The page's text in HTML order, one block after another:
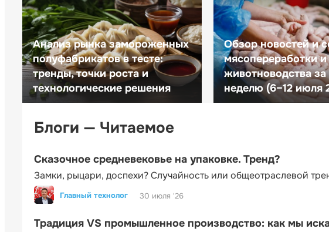
Анализ рынка замороженных
полуфабрикатов в тесте:
тренды, точки роста и
технологические решения
Обзор новостей и
мясопереработки и
животноводства
неделю (6–12 июля
Блоги — Читаемое
Сказочное средневековье на упаковке. Тренд?
Замки, рыцари, доспехи? Случайность или общеотраслевой
Главный технолог 30 июля '26
Традиция VS промышленное производство: как мы